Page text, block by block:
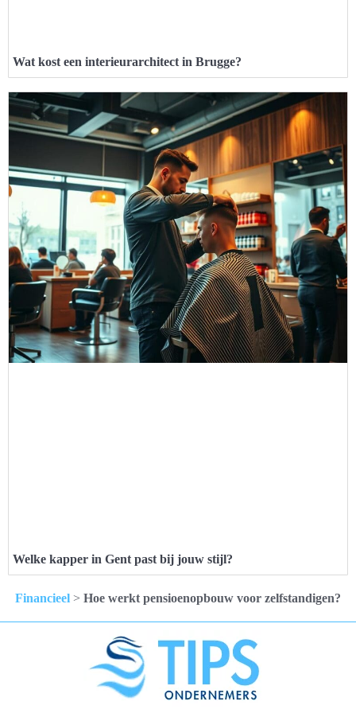
Wat kost een interieurarchitect in Brugge?
Welke kapper in Gent past bij jouw stijl?
Financieel > Hoe werkt pensioenopbouw voor zelfstandigen?